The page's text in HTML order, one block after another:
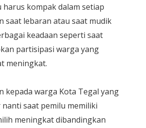
kompak dalam setiap
saat lebaran atau saat mudik
keadaan seperti saat
partisipasi warga yang
meningkat.
kepada warga Kota Tegal yang
saat pemilu memiliki
meningkat dibandingkan